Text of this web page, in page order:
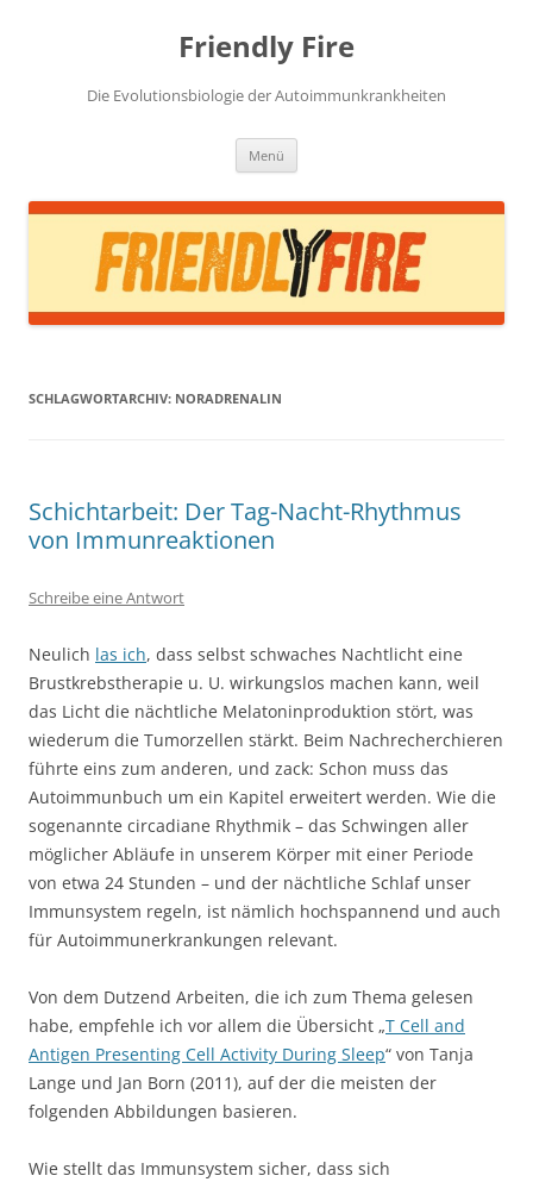
Friendly Fire
Die Evolutionsbiologie der Autoimmunkrankheiten
Menü
SCHLAGWORTARCHIV: NORADRENALIN
Schichtarbeit: Der Tag-Nacht-Rhythmus
von Immunreaktionen
Schreibe eine Antwort
Neulich las ich, dass selbst schwaches Nachtlicht eine
Brustkrebstherapie u. U. wirkungslos machen kann, weil
das Licht die nächtliche Melatoninproduktion stört, was
wiederum die Tumorzellen stärkt. Beim Nachrecherchieren
führte eins zum anderen, und zack: Schon muss das
Autoimmunbuch um ein Kapitel erweitert werden. Wie die
sogenannte circadiane Rhythmik – das Schwingen aller
möglicher Abläufe in unserem Körper mit einer Periode
von etwa 24 Stunden – und der nächtliche Schlaf unser
Immunsystem regeln, ist nämlich hochspannend und auch
für Autoimmunerkrankungen relevant.
Von dem Dutzend Arbeiten, die ich zum Thema gelesen
habe, empfehle ich vor allem die Übersicht „T Cell and
Antigen Presenting Cell Activity During Sleep“ von Tanja
Lange und Jan Born (2011), auf der die meisten der
folgenden Abbildungen basieren.
Wie stellt das Immunsystem sicher, dass sich